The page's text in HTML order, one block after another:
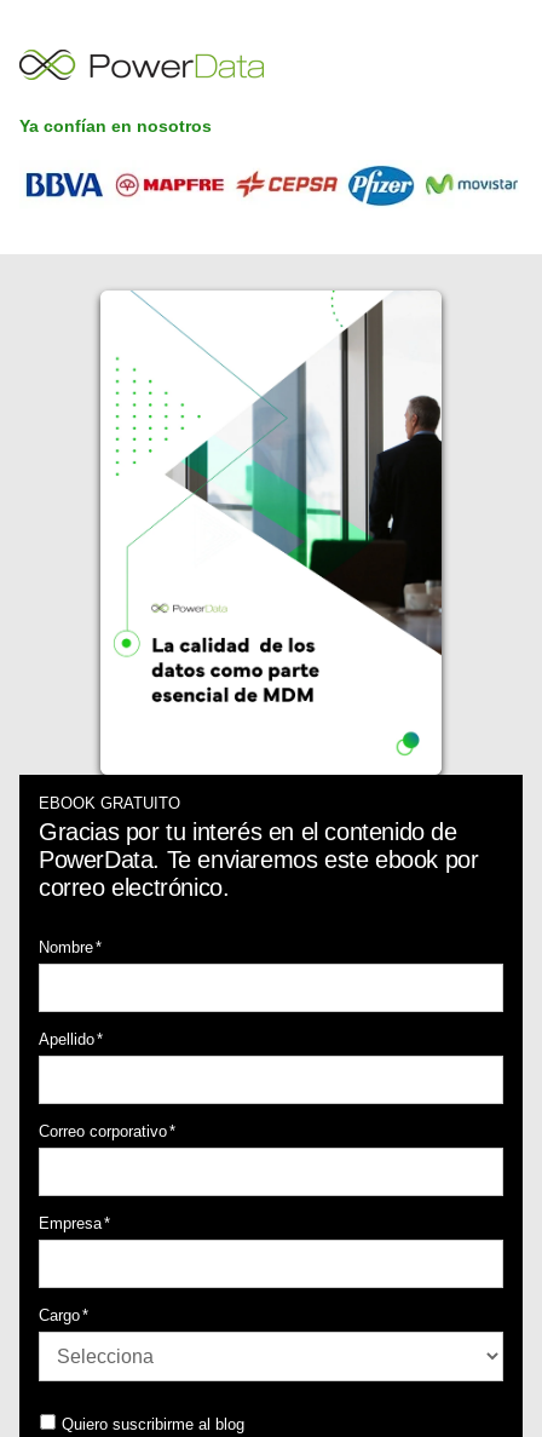
Ya confían en nosotros
EBOOK GRATUITO
Gracias por tu interés en el contenido de
PowerData. Te enviaremos este ebook por
correo electrónico.
Nombre*
Apellido*
Correo corporativo*
Empresa*
Cargo*
Quiero suscribirme al blog